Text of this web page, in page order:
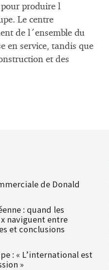
produire l
Le centre
de l´ensemble du
en service, tandis que
et des
de Donald
: quand les
naviguent entre
et conclusions
: « L’international est
»